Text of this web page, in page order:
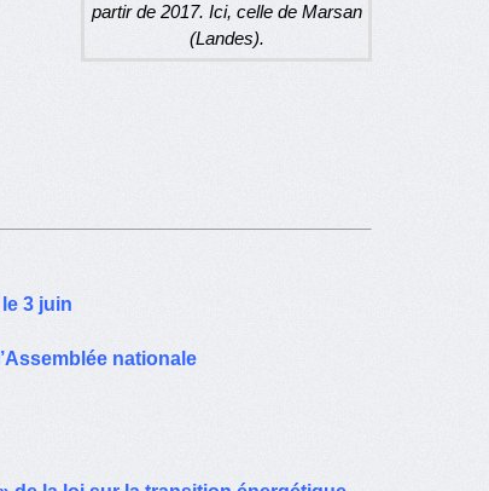
partir de 2017. Ici, celle de Marsan
(Landes).
3 juin
nationale